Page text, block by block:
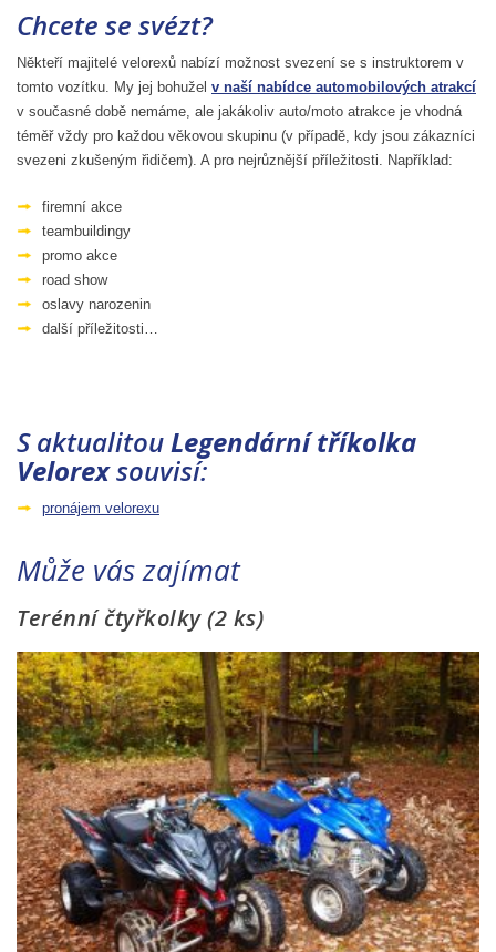
Chcete se svézt?
Někteří majitelé velorexů nabízí možnost svezení se s instruktorem v
tomto vozítku. My jej bohužel v naší nabídce automobilových atrakcí
v současné době nemáme, ale jakákoliv auto/moto atrakce je vhodná
téměř vždy pro každou věkovou skupinu (v případě, kdy jsou zákazníci
svezeni zkušeným řidičem). A pro nejrůznější příležitosti. Například:
firemní akce
teambuildingy
promo akce
road show
oslavy narozenin
další příležitosti…
S aktualitou Legendární tříkolka
Velorexsouvisí:
pronájem velorexu
Může vás zajímat
Terénní čtyřkolky (2 ks)